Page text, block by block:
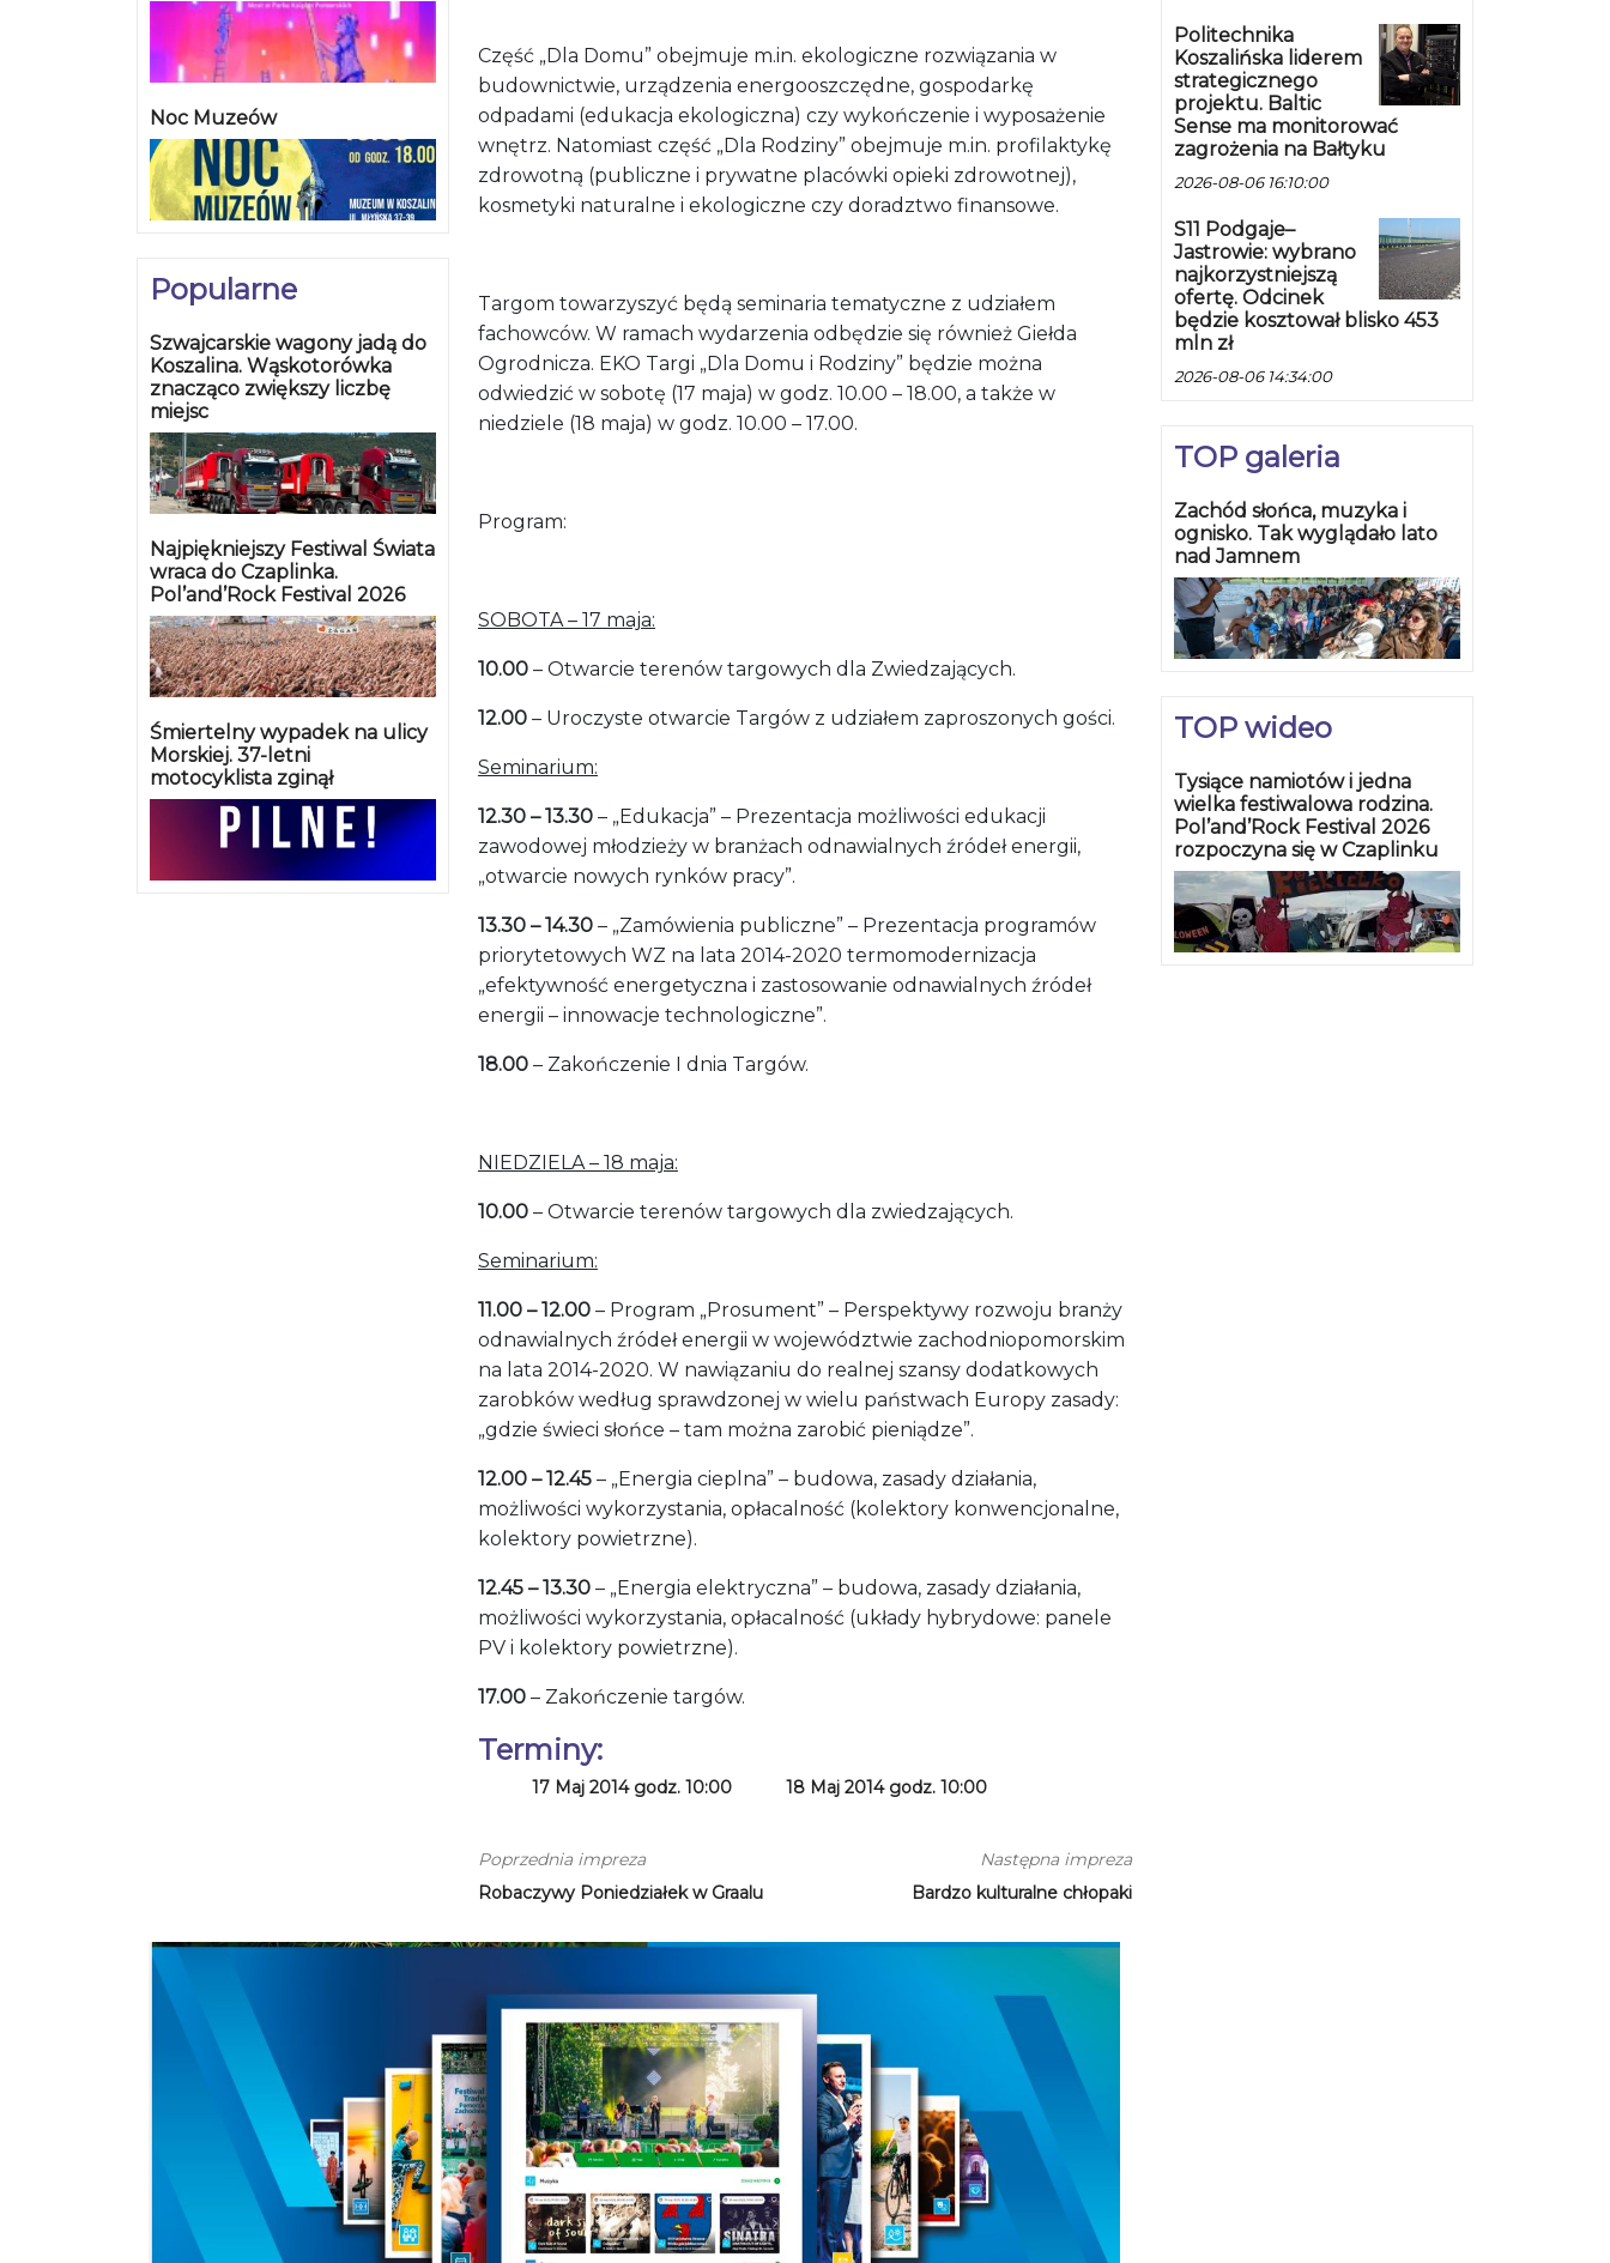
Noc Muzeów
Popularne
Szwajcarskie wagony jadą do
Koszalina. Wąskotorówka
znacząco zwiększy liczbę
miejsc
Najpiękniejszy Festiwal Świata
wraca do Czaplinka.
Pol’and’Rock Festival 2026
Śmiertelny wypadek na ulicy
Morskiej. 37-letni
motocyklista zginął
Część „Dla Domu” obejmuje m.in. ekologiczne rozwiązania w
budownictwie, urządzenia energooszczędne, gospodarkę
odpadami (edukacja ekologiczna) czy wykończenie i wyposażenie
wnętrz. Natomiast część „Dla Rodziny” obejmuje m.in. profilaktykę
zdrowotną (publiczne i prywatne placówki opieki zdrowotnej),
kosmetyki naturalne i ekologiczne czy doradztwo finansowe.
Targom towarzyszyć będą seminaria tematyczne z udziałem
fachowców. W ramach wydarzenia odbędzie się również Giełda
Ogrodnicza. EKO Targi „Dla Domu i Rodziny” będzie można
odwiedzić w sobotę (17 maja) w godz. 10.00 – 18.00, a także w
niedziele (18 maja) w godz. 10.00 – 17.00.
Program:
SOBOTA – 17 maja:
10.00– Otwarcie terenów targowych dla Zwiedzających.
12.00– Uroczyste otwarcie Targów z udziałem zaproszonych gości.
Seminarium:
12.30 – 13.30– „Edukacja” – Prezentacja możliwości edukacji
zawodowej młodzieży w branżach odnawialnych źródeł energii,
„otwarcie nowych rynków pracy”.
13.30 – 14.30– „Zamówienia publiczne” – Prezentacja programów
priorytetowych WZ na lata 2014-2020 termomodernizacja
„efektywność energetyczna i zastosowanie odnawialnych źródeł
energii – innowacje technologiczne”.
18.00– Zakończenie I dnia Targów.
NIEDZIELA – 18 maja:
10.00– Otwarcie terenów targowych dla zwiedzających.
Seminarium:
11.00 – 12.00– Program „Prosument” – Perspektywy rozwoju branży
odnawialnych źródeł energii w województwie zachodniopomorskim
na lata 2014-2020. W nawiązaniu do realnej szansy dodatkowych
zarobków według sprawdzonej w wielu państwach Europy zasady:
„gdzie świeci słońce – tam można zarobić pieniądze”.
12.00 – 12.45– „Energia cieplna” – budowa, zasady działania,
możliwości wykorzystania, opłacalność (kolektory konwencjonalne,
kolektory powietrzne).
12.45 – 13.30– „Energia elektryczna” – budowa, zasady działania,
możliwości wykorzystania, opłacalność (układy hybrydowe: panele
PV i kolektory powietrzne).
17.00– Zakończenie targów.
Terminy:
17 Maj 2014 godz. 10:00 18 Maj 2014 godz. 10:00
Poprzednia impreza
Robaczywy Poniedziałek w Graalu
Następna impreza
Bardzo kulturalne chłopaki
Politechnika
Koszalińska liderem
strategicznego
projektu. Baltic
Sense ma monitorować
zagrożenia na Bałtyku
2026-08-06 16:10:00
S11 Podgaje–
Jastrowie: wybrano
najkorzystniejszą
ofertę. Odcinek
będzie kosztował blisko 453
mln zł
2026-08-06 14:34:00
TOP galeria
Zachód słońca, muzyka i
ognisko. Tak wyglądało lato
nad Jamnem
TOP wideo
Tysiące namiotów i jedna
wielka festiwalowa rodzina.
Pol’and’Rock Festival 2026
rozpoczyna się w Czaplinku